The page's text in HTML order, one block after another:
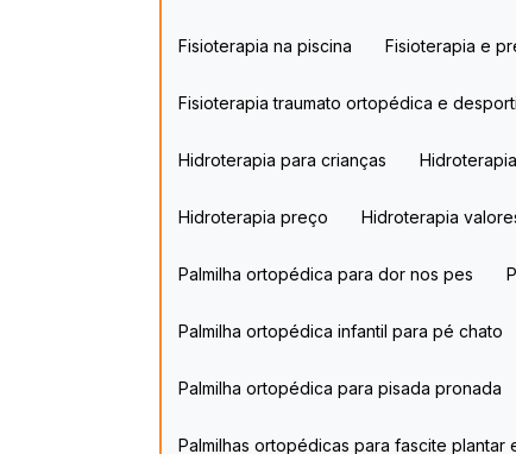
Fisioterapia na piscina​ Fisioterapia e
Fisioterapia traumato ortopédica e
Hidroterapia para crianças
Hidroterapia preço Hidroterapia
Palmilha ortopédica para dor nos pes​
Palmilha ortopédica infantil para pé chato​
Palmilha ortopédica para pisada pronada​
Palmilhas ortopédicas para fascite plantar​